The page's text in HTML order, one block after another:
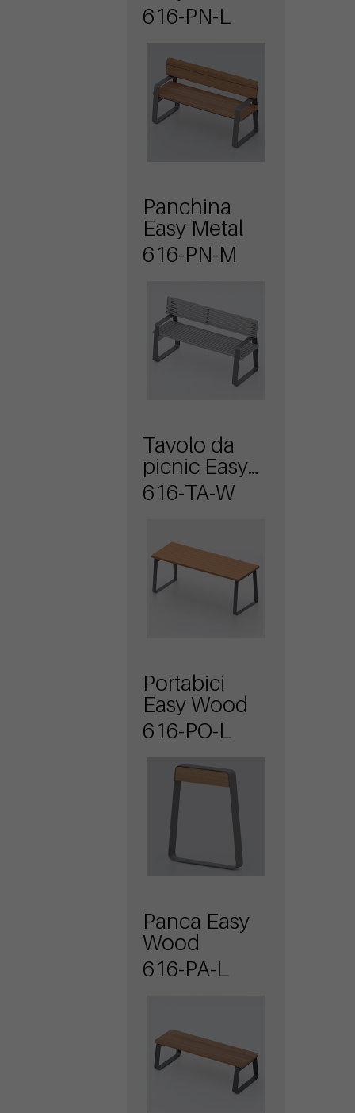
616-PN-L
Panchina
Easy Metal
616-PN-M
Tavolo da
picnic Easy
WPC
616-TA-W
Portabici
Easy Wood
616-PO-L
Panca Easy
Wood
616-PA-L